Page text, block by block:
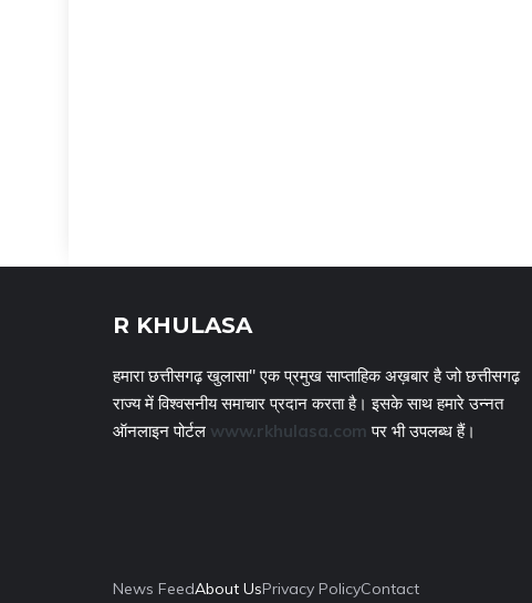
R KHULASA
हमारा छत्तीसगढ़ खुलासा" एक प्रमुख साप्ताहिक अख़बार है जो छत्तीसगढ़
राज्य में विश्वसनीय समाचार प्रदान करता है। इसके साथ हमारे उन्नत
ऑनलाइन पोर्टल www.rkhulasa.com पर भी उपलब्ध हैं।
News FeedAbout UsPrivacy PolicyContact